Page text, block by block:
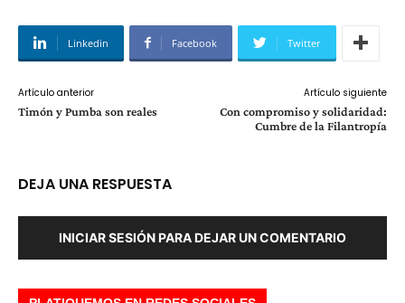
Linkedin Facebook Twitter
Artículo anterior
Timón y Pumba son reales
Artículo siguiente
Con compromiso y solidaridad:
Cumbre de la Filantropía
DEJA UNA RESPUESTA
INICIAR SESIÓN PARA DEJAR UN COMENTARIO